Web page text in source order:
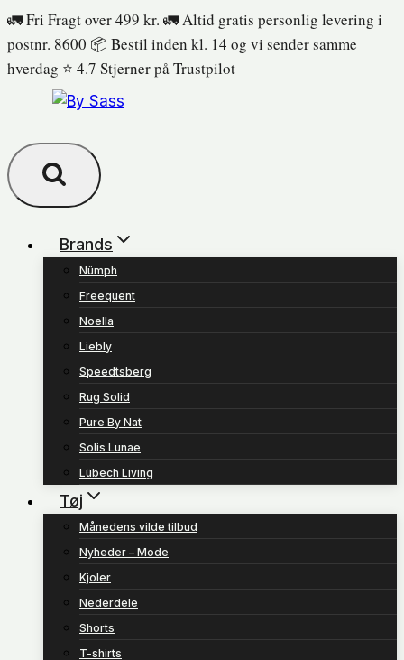
Fortsæt
til
indhold
🚛 Fri Fragt over 499 kr. 🚛 Altid gratis personlig levering i
postnr. 8600 📦 Bestil inden kl. 14 og vi sender samme
hverdag ⭐️ 4.7 Stjerner på Trustpilot
Brands
Nümph
Freequent
Noella
Liebly
Speedtsberg
Rug Solid
Pure By Nat
Solis Lunae
Lübech Living
Tøj
Månedens vilde tilbud
Nyheder – Mode
Kjoler
Nederdele
Shorts
T-shirts